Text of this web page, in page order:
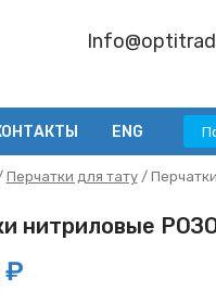
ENG
Перчатки для тату/
нитриловые
₽